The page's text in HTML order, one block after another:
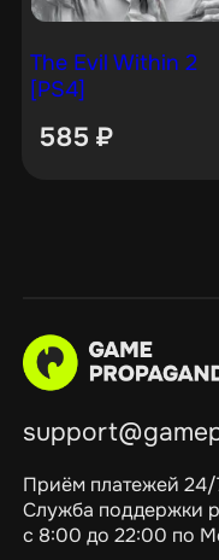
The Evil Within 2
[PS4]
585 ₽
Приём платежей 24/
Служба поддержки
с 8:00 до 22:00 по